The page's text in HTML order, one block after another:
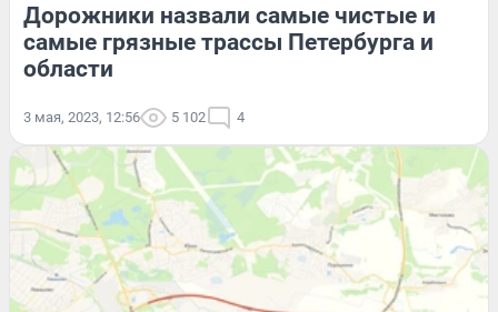
Дорожники назвали самые чистые и
самые грязные трассы Петербурга и
области
3 мая, 2023, 12:56 5 102 4